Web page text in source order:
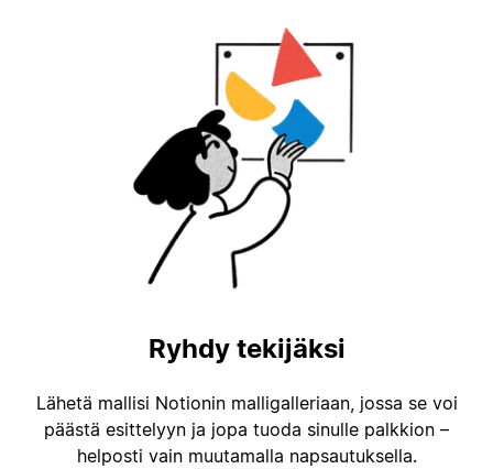
Ryhdy tekijäksi
Lähetä mallisi Notionin malligalleriaan, jossa se voi
päästä esittelyyn ja jopa tuoda sinulle palkkion –
helposti vain muutamalla napsautuksella.